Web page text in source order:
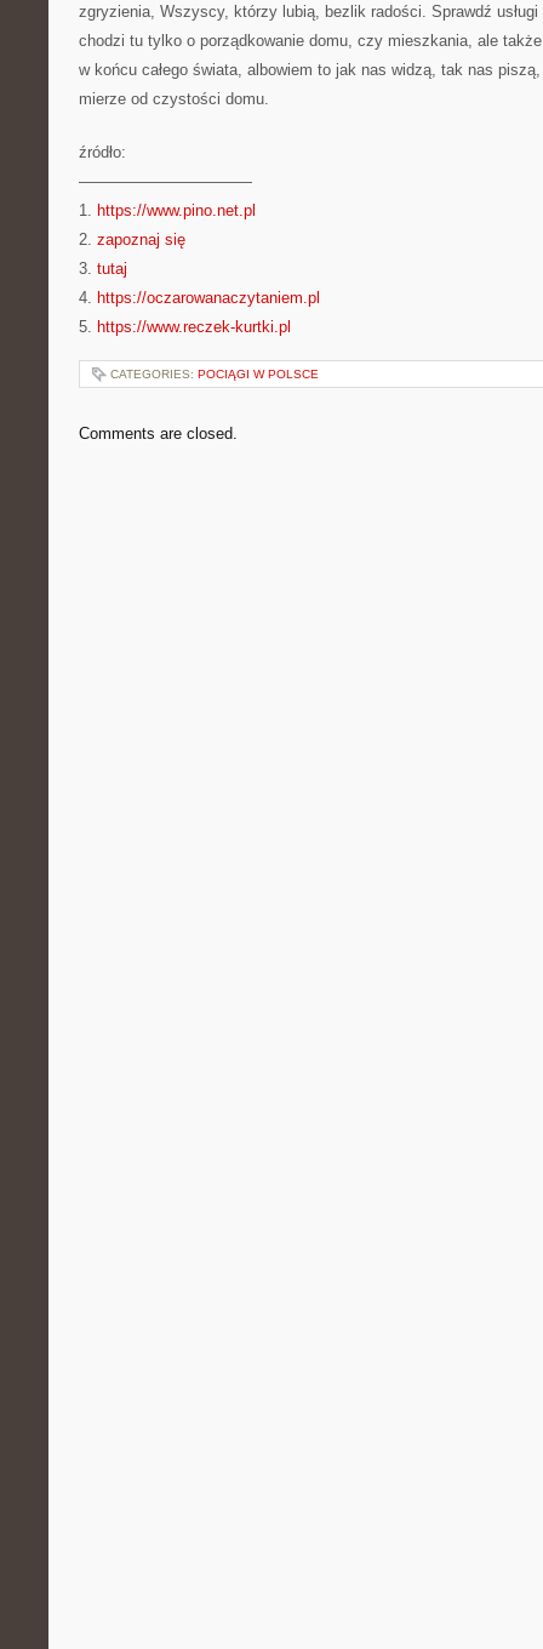
zgryzienia, Wszyscy, którzy lubią, bezlik radości. Sprawdź
chodzi tu tylko o porządkowanie domu, czy mieszkania, ale
w końcu całego świata, albowiem to jak nas widzą, tak nas
mierze od czystości domu.
źródło:
———————————
1. https://www.pino.net.pl
2. zapoznaj się
3. tutaj
4. https://oczarowanaczytaniem.pl
5. https://www.reczek-kurtki.pl
CATEGORIES: POCIĄGI W POLSCE
Comments are closed.